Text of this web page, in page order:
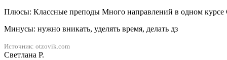
Плюсы: Классные преподы Много направлений в одном курсе
Минусы: нужно вникать, уделять время, делать дз
Источник: otzovik.com
Светлана Р.